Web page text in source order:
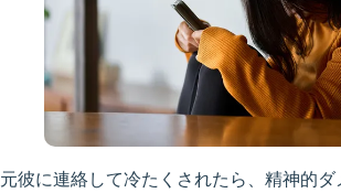
元彼に連絡して冷たくされたら、精神的ダ